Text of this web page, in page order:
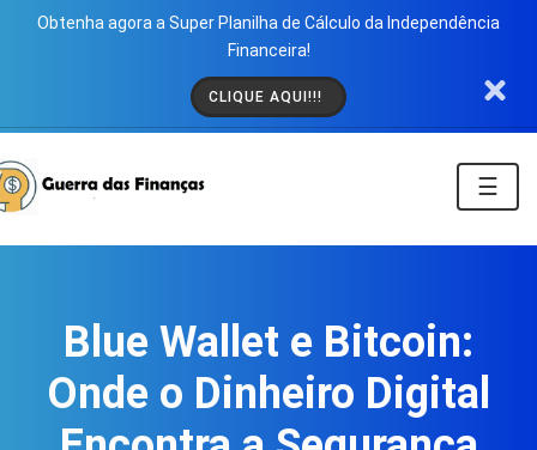
Obtenha agora a Super Planilha de Cálculo da Independência
Financeira!
CLIQUE AQUI!!!
☰
Blue Wallet e Bitcoin:
Onde o Dinheiro Digital